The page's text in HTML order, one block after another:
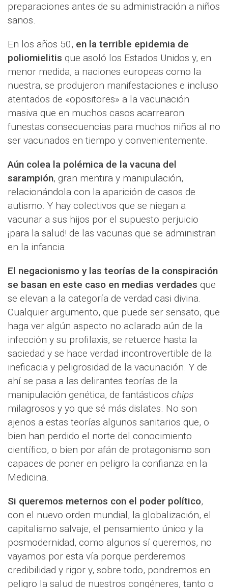
preparaciones antes de su administración a niños
sanos.
En los años 50, en la terrible epidemia de
poliomielitis que asoló los Estados Unidos y, en
menor medida, a naciones europeas como la
nuestra, se produjeron manifestaciones e incluso
atentados de «opositores» a la vacunación
masiva que en muchos casos acarrearon
funestas consecuencias para muchos niños al no
ser vacunados en tiempo y convenientemente.
Aún colea la polémica de la vacuna del
sarampión, gran mentira y manipulación,
relacionándola con la aparición de casos de
autismo. Y hay colectivos que se niegan a
vacunar a sus hijos por el supuesto perjuicio
¡para la salud! de las vacunas que se administran
en la infancia.
El negacionismo y las teorías de la conspiración
se basan en este caso en medias verdades que
se elevan a la categoría de verdad casi divina.
Cualquier argumento, que puede ser sensato, que
haga ver algún aspecto no aclarado aún de la
infección y su profilaxis, se retuerce hasta la
saciedad y se hace verdad incontrovertible de la
ineficacia y peligrosidad de la vacunación. Y de
ahí se pasa a las delirantes teorías de la
manipulación genética, de fantásticos chips
milagrosos y yo que sé más dislates. No son
ajenos a estas teorías algunos sanitarios que, o
bien han perdido el norte del conocimiento
científico, o bien por afán de protagonismo son
capaces de poner en peligro la confianza en la
Medicina.
Si queremos meternos con el poder político,
con el nuevo orden mundial, la globalización, el
capitalismo salvaje, el pensamiento único y la
posmodernidad, como algunos sí queremos, no
vayamos por esta vía porque perderemos
credibilidad y rigor y, sobre todo, pondremos en
peligro la salud de nuestros congéneres, tanto o